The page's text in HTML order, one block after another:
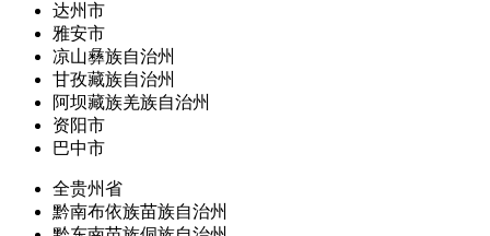
达州市
雅安市
凉山彝族自治州
甘孜藏族自治州
阿坝藏族羌族自治州
资阳市
巴中市
全贵州省
黔南布依族苗族自治州